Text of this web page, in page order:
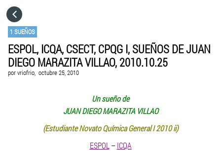
1 SUEÑOS
ESPOL, ICQA, CSECT, CPQG I, SUEÑOS DE JUAN
DIEGO MARAZITA VILLAO, 2010.10.25
porvriofrio, octubre 25, 2010
Un sueño de
JUAN DIEGO MARAZITA VILLAO
(Estudiante Novato Química General I 2010 ii)
ESPOL –ICQA
CATEGORÍAS
VISITA EL SITIO WEB